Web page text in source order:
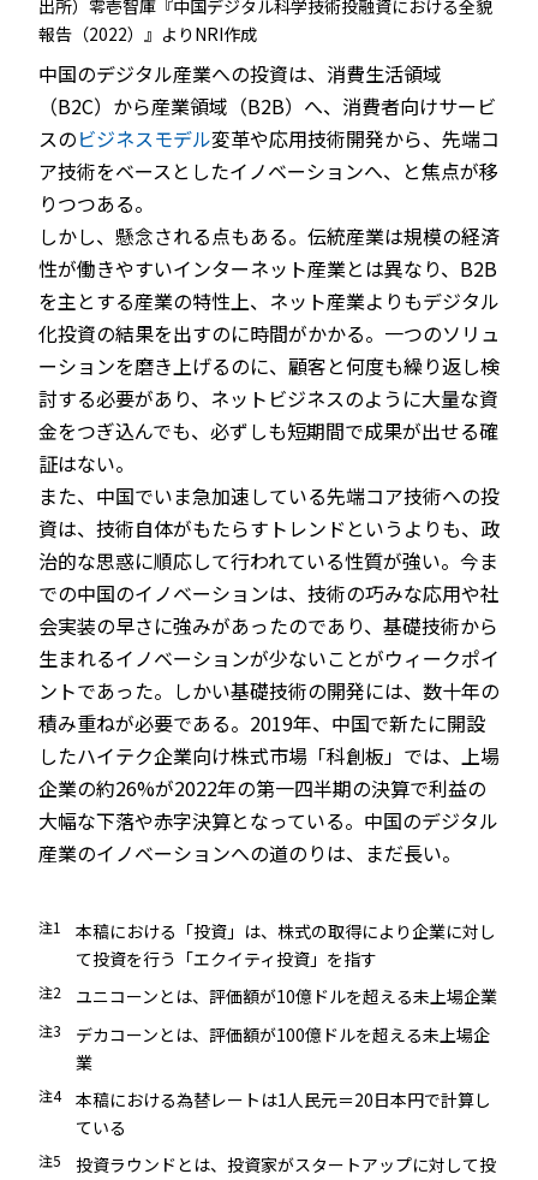
出所）零壱智庫『中国デジタル科学技術投融資における全貌
報告（2022）』よりNRI作成
中国のデジタル産業への投資は、消費生活領域
（B2C）から産業領域（B2B）へ、消費者向けサービ
スのビジネスモデル変革や応用技術開発から、先端コ
ア技術をベースとしたイノベーションへ、と焦点が移
りつつある。
しかし、懸念される点もある。伝統産業は規模の経済
性が働きやすいインターネット産業とは異なり、B2B
を主とする産業の特性上、ネット産業よりもデジタル
化投資の結果を出すのに時間がかかる。一つのソリュ
ーションを磨き上げるのに、顧客と何度も繰り返し検
討する必要があり、ネットビジネスのように大量な資
金をつぎ込んでも、必ずしも短期間で成果が出せる確
証はない。
また、中国でいま急加速している先端コア技術への投
資は、技術自体がもたらすトレンドというよりも、政
治的な思惑に順応して行われている性質が強い。今ま
での中国のイノベーションは、技術の巧みな応用や社
会実装の早さに強みがあったのであり、基礎技術から
生まれるイノベーションが少ないことがウィークポイ
ントであった。しかい基礎技術の開発には、数十年の
積み重ねが必要である。2019年、中国で新たに開設
したハイテク企業向け株式市場「科創板」では、上場
企業の約26%が2022年の第一四半期の決算で利益の
大幅な下落や赤字決算となっている。中国のデジタル
産業のイノベーションへの道のりは、まだ長い。
注1
本稿における「投資」は、株式の取得により企業に対し
て投資を行う「エクイティ投資」を指す
注2 ユニコーンとは、評価額が10億ドルを超える未上場企業
注3
デカコーンとは、評価額が100億ドルを超える未上場企
業
注4
本稿における為替レートは1人民元＝20日本円で計算し
ている
注5
投資ラウンドとは、投資家がスタートアップに対して投